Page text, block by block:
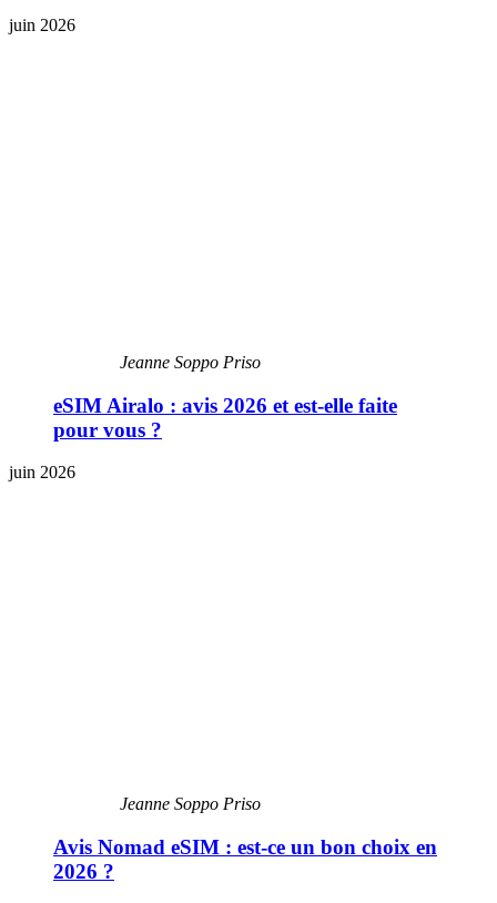
juin 2026
Jeanne Soppo Priso
eSIM Airalo : avis 2026 et est-elle faite
pour vous ?
juin 2026
Jeanne Soppo Priso
Avis Nomad eSIM : est-ce un bon choix en
2026 ?